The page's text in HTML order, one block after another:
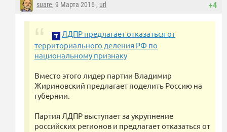
+4
suare, 9 Марта 2016 , url
ЛДПР предлагает отказаться от
территориального деления РФ по
национальному признаку
Вместо этого лидер партии Владимир
Жириновский предлагает поделить Россию на
губернии.
Партия ЛДПР выступает за укрупнение
российских регионов и предлагает отказаться от